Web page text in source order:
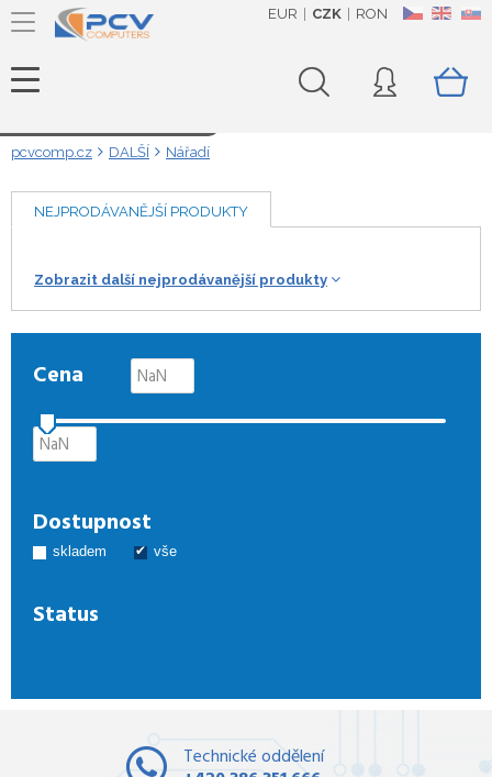
CZ EN SK
EUR CZK RON
pcvcomp.cz DALŠÍ Nářadí
NEJPRODÁVANĚJŠÍ PRODUKTY
Zobrazit další nejprodávanější produkty
Cena
Dostupnost
skladem vše
Status
Technické oddělení